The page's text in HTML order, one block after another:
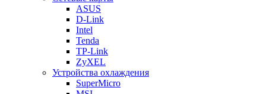
ASUS
D-Link
Intel
Tenda
TP-Link
ZyXEL
Устройства охлаждения
SuperMicro